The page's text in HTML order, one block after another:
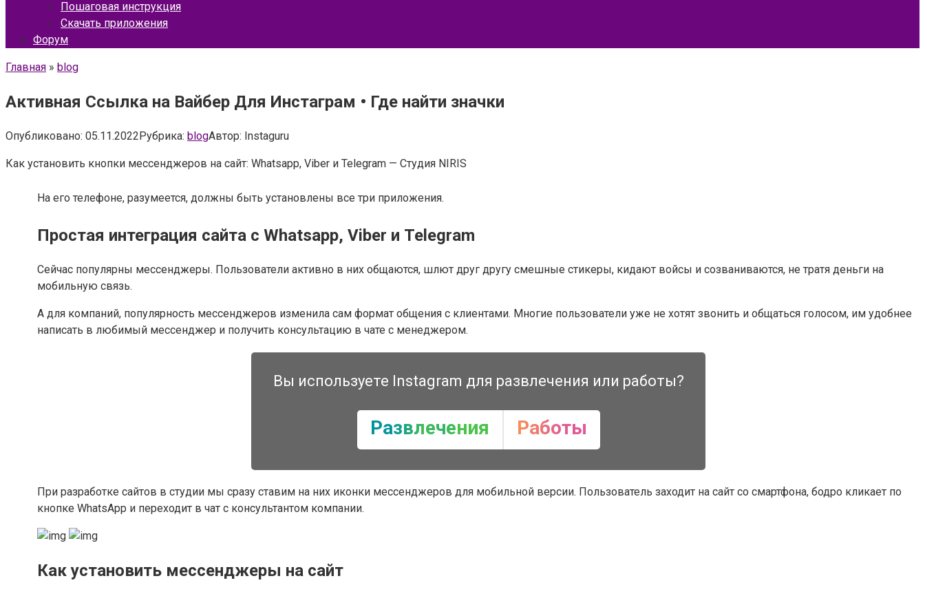
Пошаговая инструкция
Скачать приложения
Форум
Главная » blog
Активная Ссылка на Вайбер Для Инстаграм • Где найти значки
Опубликовано: 05.11.2022Рубрика: blogАвтор: Instaguru
Как установить кнопки мессенджеров на сайт: Whatsapp, Viber и Telegram — Студия NIRIS
На его телефоне, разумеется, должны быть установлены все три приложения.
Простая интеграция сайта с Whatsapp, Viber и Telegram
Сейчас популярны мессенджеры. Пользователи активно в них общаются, шлют друг другу смешные стикеры, кидают войсы и созваниваются, не тратя деньги на
мобильную связь.
А для компаний, популярность мессенджеров изменила сам формат общения с клиентами. Многие пользователи уже не хотят звонить и общаться голосом, им удобнее
написать в любимый мессенджер и получить консультацию в чате с менеджером.
Вы используете Instagram для развлечения или работы?
Развлечения Работы
При разработке сайтов в студии мы сразу ставим на них иконки мессенджеров для мобильной версии. Пользователь заходит на сайт со смартфона, бодро кликает по
кнопке WhatsApp и переходит в чат с консультантом компании.
Как установить мессенджеры на сайт